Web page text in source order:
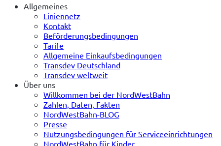
Allgemeines
Liniennetz
Kontakt
Beförderungsbedingungen
Tarife
Allgemeine Einkaufsbedingungen
Transdev Deutschland
Transdev weltweit
Über uns
Willkommen bei der NordWestBahn
Zahlen, Daten, Fakten
NordWestBahn-BLOG
Presse
Nutzungsbedingungen für Serviceeinrichtungen
NordWestBahn für Kinder